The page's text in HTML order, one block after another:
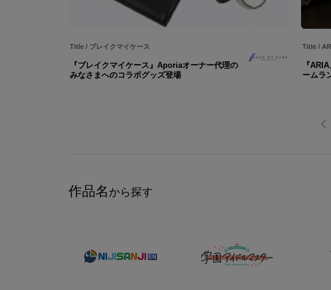
Title / ブレイクマイケース
『ブレイクマイケース』Aporiaオーナー代理の
みなさまへのコラボグッズ登場
Title /
『
ームラ
作品名 から探す